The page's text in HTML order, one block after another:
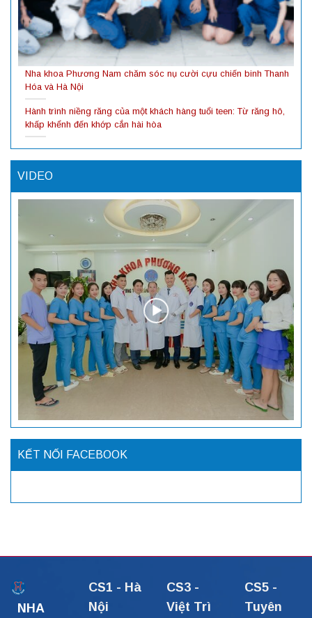
Nha khoa Phương Nam chăm sóc nụ cười cựu chiến binh Thanh
Hóa và Hà Nội
Hành trình niềng răng của một khách hàng tuổi teen: Từ răng hô,
khấp khểnh đến khớp cắn hài hòa
VIDEO
KẾT NỐI FACEBOOK
NHA
CS1 - Hà
Nội
CS3 -
Việt Trì
CS5 -
Tuyên